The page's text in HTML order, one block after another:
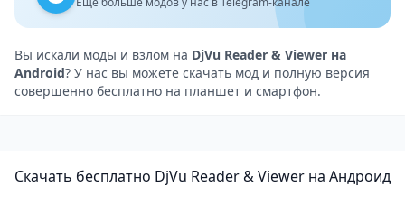
добавлять закладки к важным страницам, что
облегчает навигацию по документу.
Поиск текста: Встроенная функция поиска текста
позволяет быстро находить нужную информацию в
режим ночного чтения, который снижает нагрузку
Вы искали моды и взлом на DjVu Reader & Viewer на
Android? У нас вы можете скачать мод и полную версия
совершенно бесплатно на планшет и смартфон.
Скачать бесплатно DjVu Reader & Viewer на Андроид